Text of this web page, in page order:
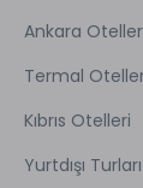
Ankara
Termal
Kıbrıs Otelleri
Yurtdışı Turları